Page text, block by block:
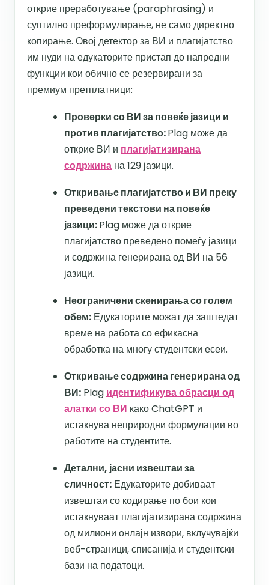
открие преработување (paraphrasing) и
суптилно преформулирање, не само директно
копирање. Овој детектор за ВИ и плагијатство
им нуди на едукаторите пристап до напредни
функции кои обично се резервирани за
премиум претплатници:
Проверки со ВИ за повеќе јазици и
против плагијатство:Plag може да
открие ВИ и плагијатизирана
содржина на 129 јазици.
Откривање плагијатство и ВИ преку
преведени текстови на повеќе
јазици:Plag може да открие
плагијатство преведено помеѓу јазици
и содржина генерирана од ВИ на 56
јазици.
Неограничени скенирања со голем
обем: Едукаторите можат да заштедат
време на работа со ефикасна
обработка на многу студентски есеи.
Откривање содржина генерирана од
ВИ: Plag идентификува обрасци од
алатки со ВИ како ChatGPT и
истакнува неприродни формулации во
работите на студентите.​
Детални, јасни извештаи за
сличност: Едукаторите добиваат
извештаи со кодирање по бои кои
истакнуваат плагијатизирана содржина
од милиони онлајн извори, вклучувајќи
веб-страници, списанија и студентски
бази на податоци.